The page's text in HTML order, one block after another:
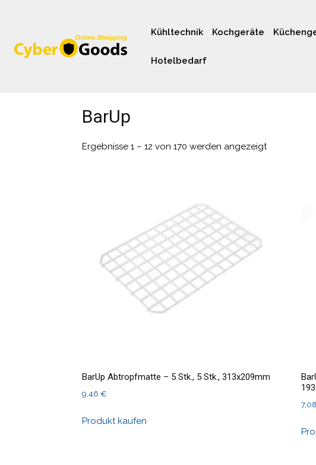
Kühltechnik Kochgeräte
Hotelbedarf
BarUp
Ergebnisse 1 – 12 von 170 werden angezeigt
BarUp Abtropfmatte – 5 Stk., 5 Stk., 313x209mm
9,46 €
Produkt kaufen
7,08